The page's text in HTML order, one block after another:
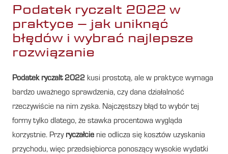
Podatek ryczalt 2022 w
praktyce – jak uniknąć
błędów i wybrać najlepsze
rozwiązanie
Podatek ryczalt 2022 kusi prostotą, ale w praktyce wymaga
bardzo uważnego sprawdzenia, czy dana działalność
rzeczywiście na nim zyska. Najczęstszy błąd to wybór tej
formy tylko dlatego, że stawka procentowa wygląda
korzystnie. Przy ryczałcie nie odlicza się kosztów uzyskania
przychodu, więc przedsiębiorca ponoszący wysokie wydatki